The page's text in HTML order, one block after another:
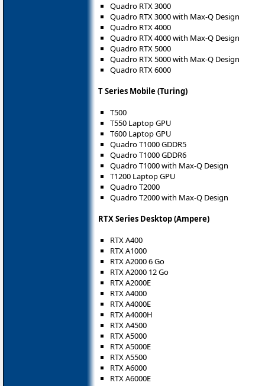
Quadro RTX 3000
Quadro RTX 3000 with Max-Q Design
Quadro RTX 4000
Quadro RTX 4000 with Max-Q Design
Quadro RTX 5000
Quadro RTX 5000 with Max-Q Design
Quadro RTX 6000
T Series Mobile (Turing)
T500
T550 Laptop GPU
T600 Laptop GPU
Quadro T1000 GDDR5
Quadro T1000 GDDR6
Quadro T1000 with Max-Q Design
T1200 Laptop GPU
Quadro T2000
Quadro T2000 with Max-Q Design
RTX Series Desktop (Ampere)
RTX A400
RTX A1000
RTX A2000 6 Go
RTX A2000 12 Go
RTX A2000E
RTX A4000
RTX A4000E
RTX A4000H
RTX A4500
RTX A5000
RTX A5000E
RTX A5500
RTX A6000
RTX A6000E